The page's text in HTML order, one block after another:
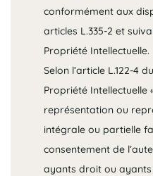
conformément aux
articles L.335-2 et
Propriété Intellectuelle.
Selon l’article L.122-4
Propriété Intellectuelle
représentation ou
intégrale ou partielle
consentement de
ayants droit ou ayants